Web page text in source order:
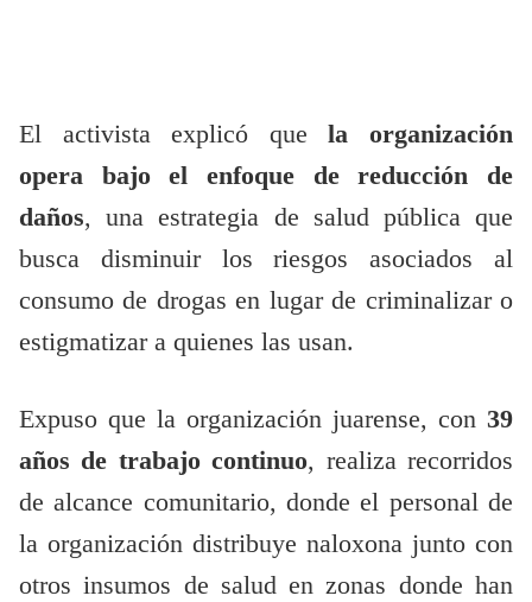
El activista explicó quela organización
opera bajo el enfoque de reducción de
daños, una estrategia de salud pública que
busca disminuir los riesgos asociados al
consumo de drogas en lugar de criminalizar o
estigmatizar a quienes las usan.
Expuso que la organización juarense, con 39
años de trabajo continuo, realiza recorridos
de alcance comunitario, donde el personal de
la organización distribuye naloxona junto con
otros insumos de salud en zonas donde han